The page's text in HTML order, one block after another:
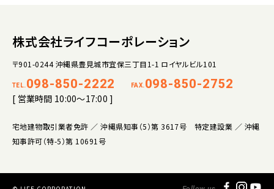
株式会社ライフコーポレーション
〒901-0244 沖縄県豊見城市宜保三丁目1-1 ロイヤルビル101
TEL. 098-850-2222 FAX. 098-850-2752
[ 営業時間 10:00～17:00 ]
宅地建物取引業者免許 ／ 沖縄県知事（5）第 3617号 特定建設業 ／ 沖縄
知事許可（特-5）第 10691号